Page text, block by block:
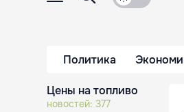
Политика
Цены на топливо
новостей: 377